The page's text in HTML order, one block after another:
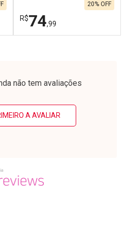
R$74,99
20% OFF
Laboratório
Por Menos
não tem avaliações
A AVALIAR